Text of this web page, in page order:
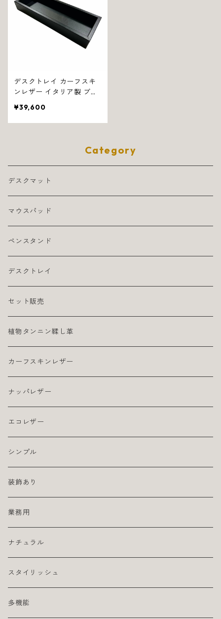
デスクトレイ カーフスキ
ンレザー イタリア製 ブラ
¥39,600
Category
デスクマット
マウスパッド
ペンスタンド
デスクトレイ
セット販売
植物タンニン鞣し革
カーフスキンレザー
ナッパレザー
エコレザー
シンプル
装飾あり
業務用
ナチュラル
スタイリッシュ
多機能